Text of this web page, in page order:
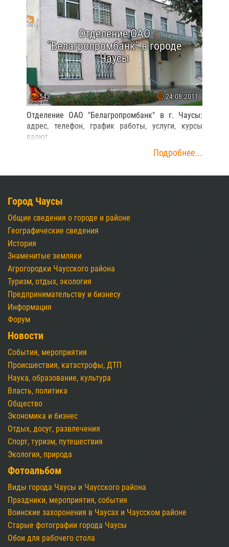
Отделение ОАО
"Белагропромбанк" в городе
Чаусы
543 24.08.2011
Отделение ОАО "Белагропромбанк" в г. Чаусы:
адрес, телефон, график работы, услуги, курсы
валют.
Подробнее...
Город Чаусы
Общие сведения о городе и районе
Географические сведения
История
Знаменитые земляки
Агрогородки Чаусского района
Туризм, отдых, экология
Предпринимательству и бизнесу
Информация
Форум
Новости
События, мероприятия
Происшествия, катастрофы, ДТП
Наука, образование, культура
Власть, политика
Общество
Экономика и бизнес
Отдых, досуг, развлечения
Спорт, туризм, путешествия
Экология, природа
Фотоальбом
Виды города Чаусы и Чаусского района
Праздники, мероприятия, события
Воинские захоронения в Чаусах и Чаусском районе
Старые фотографии города Чаусы
Обои для рабочего стола